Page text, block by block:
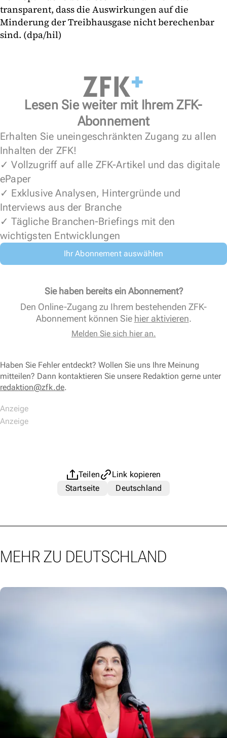
transparent, dass die Auswirkungen auf die
Minderung der Treibhausgase nicht berechenbar
sind. (dpa/hil)
Lesen Sie weiter mit Ihrem ZFK-
Abonnement
Erhalten Sie uneingeschränkten Zugang zu allen
Inhalten der ZFK!
✓ Vollzugriff auf alle ZFK-Artikel und das digitale
ePaper
✓ Exklusive Analysen, Hintergründe und
Interviews aus der Branche
✓ Tägliche Branchen-Briefings mit den
wichtigsten Entwicklungen
Ihr Abonnement auswählen
Sie haben bereits ein Abonnement?
Den Online-Zugang zu Ihrem bestehenden ZFK-
Abonnement können Sie hier aktivieren.
Melden Sie sich hier an.
Haben Sie Fehler entdeckt? Wollen Sie uns Ihre Meinung
mitteilen? Dann kontaktieren Sie unsere Redaktion gerne unter
redaktion@zfk.de.
Teilen
Link kopieren
Startseite
Deutschland
MEHR ZU DEUTSCHLAND